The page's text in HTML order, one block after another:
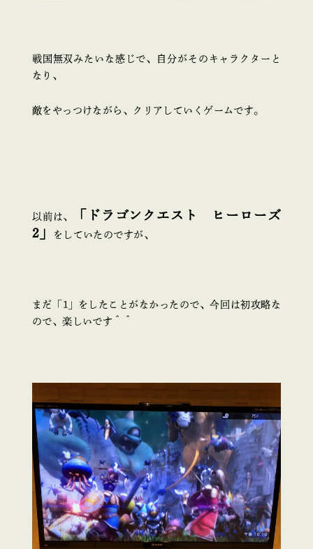
戦国無双みたいな感じで、自分がそのキャラクターと
なり、
敵をやっつけながら、クリアしていくゲームです。
以前は、
「ドラゴンクエスト ヒーローズ
2」
をしていたのですが、
まだ「1」をしたことがなかったので、今回は初攻略な
ので、楽しいです＾＾